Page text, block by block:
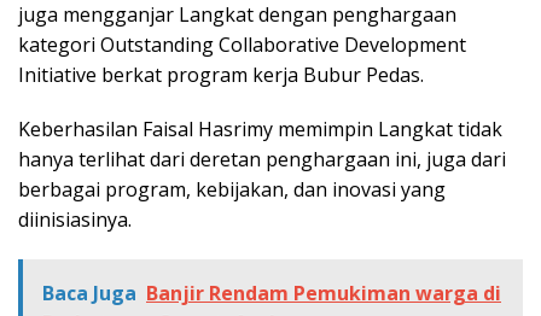
juga mengganjar Langkat dengan penghargaan
kategori Outstanding Collaborative Development
Initiative berkat program kerja Bubur Pedas.
Keberhasilan Faisal Hasrimy memimpin Langkat tidak
hanya terlihat dari deretan penghargaan ini, juga dari
berbagai program, kebijakan, dan inovasi yang
diinisiasinya.
Baca Juga Banjir Rendam Pemukiman warga di